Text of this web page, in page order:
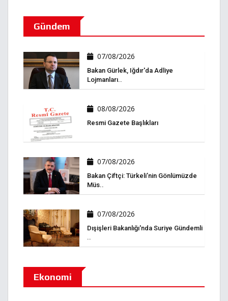
Gündem
07/08/2026
Bakan Gürlek, Iğdır'da Adliye
Lojmanları..
08/08/2026
Resmi Gazete Başlıkları
07/08/2026
Bakan Çiftçi: Türkeli’nin Gönlümüzde
Müs..
07/08/2026
Dışişleri Bakanlığı'nda Suriye Gündemli
..
Ekonomi